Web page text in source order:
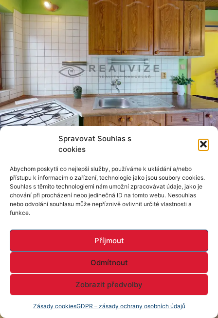
Spravovat Souhlas s
cookies
Abychom poskytli co nejlepší služby, používáme k ukládání a/nebo
přístupu k informacím o zařízení, technologie jako jsou soubory cookies.
Souhlas s těmito technologiemi nám umožní zpracovávat údaje, jako je
chování při procházení nebo jedinečná ID na tomto webu. Nesouhlas
nebo odvolání souhlasu může nepříznivě ovlivnit určité vlastnosti a
funkce.
Příjmout
Odmítnout
Zobrazit předvolby
Zásady cookiesGDPR – zásady ochrany osobních údajů